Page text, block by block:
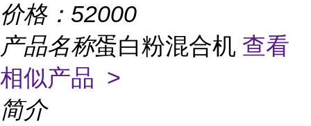
价格： 52000
产品名称蛋白粉混合机 查看
相似产品 >
简介